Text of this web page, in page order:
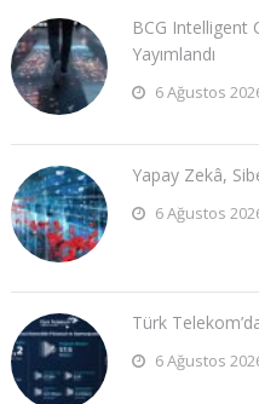
BCG Intelligent
Yayımlandı
6 Ağustos
Yapay Zekâ,
6 Ağustos
Türk
6 Ağustos